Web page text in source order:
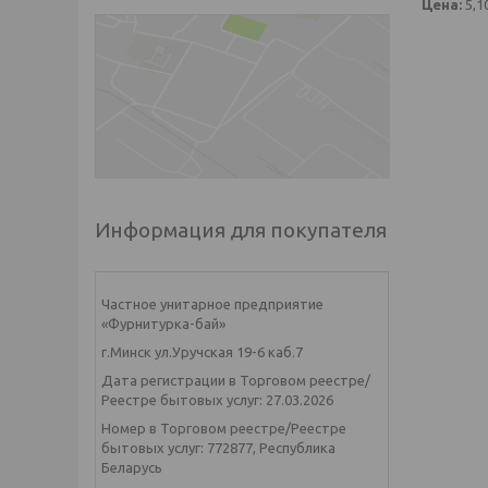
Цена:
Информация для покупателя
Частное унитарное предприятие
«Фурнитурка-бай»
г.Минск ул.Уручская 19-6 каб.7
Дата регистрации в Торговом реестре/
Реестре бытовых услуг: 27.03.2026
Номер в Торговом реестре/Реестре
бытовых услуг: 772877, Республика
Беларусь